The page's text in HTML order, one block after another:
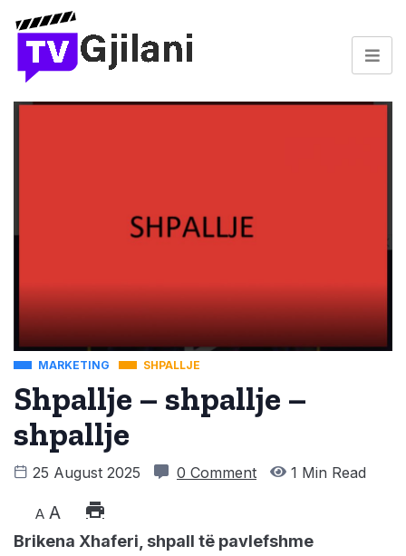
MARKETING SHPALLJE
Shpallje – shpallje –
shpallje
25 August 2025 0 Comment 1 Min Read
A A
Brikena Xhaferi, shpall të pavlefshme